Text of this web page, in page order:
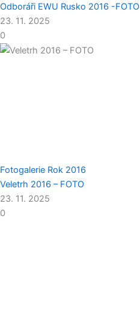
Odboráři EWU Rusko 2016 -FOTO
23. 11. 2025
0
Fotogalerie Rok 2016
Veletrh 2016 – FOTO
23. 11. 2025
0